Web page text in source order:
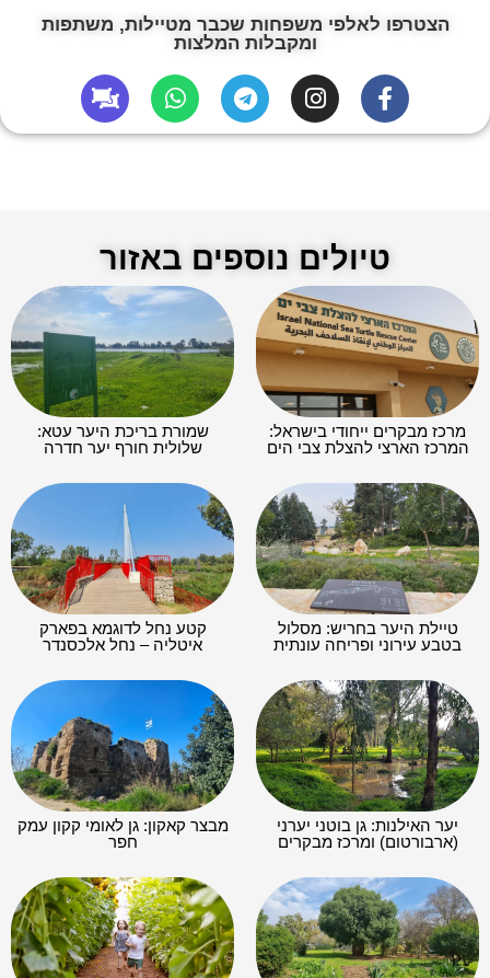
הצטרפו לאלפי משפחות שכבר מטיילות, משתפות
ומקבלות המלצות
טיולים נוספים באזור
מרכז מבקרים ייחודי בישראל:
המרכז הארצי להצלת צבי הים
שמורת בריכת היער עטא:
שלולית חורף יער חדרה
טיילת היער בחריש: מסלול
בטבע עירוני ופריחה עונתית
קטע נחל לדוגמא בפארק
איטליה – נחל אלכסנדר
יער האילנות: גן בוטני יערני
(ארבורטום) ומרכז מבקרים
מבצר קאקון: גן לאומי קקון עמק
חפר